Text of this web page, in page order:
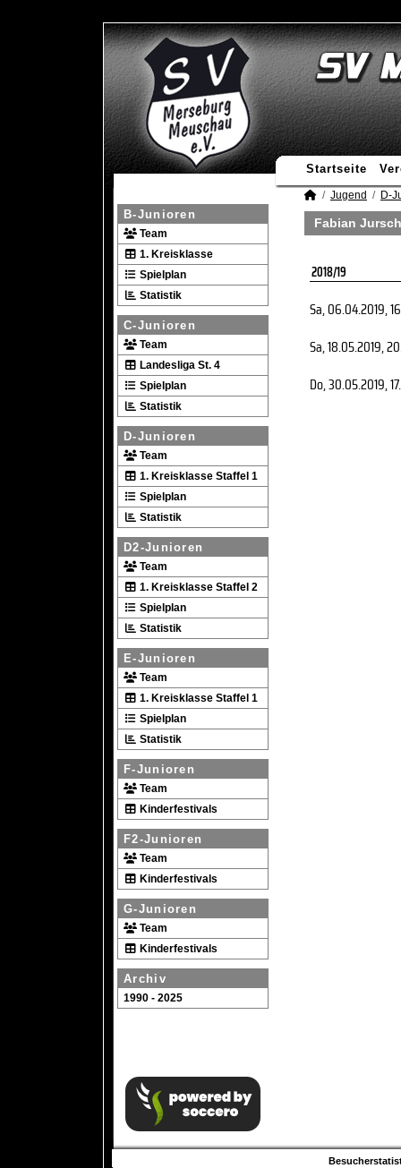
Startseite
B-Junioren
Team
1. Kreisklasse
Spielplan
Statistik
C-Junioren
Team
Landesliga St. 4
Spielplan
Statistik
D-Junioren
Team
1. Kreisklasse Staffel 1
Spielplan
Statistik
D2-Junioren
Team
1. Kreisklasse Staffel 2
Spielplan
Statistik
E-Junioren
Team
1. Kreisklasse Staffel 1
Spielplan
Statistik
F-Junioren
Team
Kinderfestivals
F2-Junioren
Team
Kinderfestivals
G-Junioren
Team
Kinderfestivals
Archiv
1990 - 2025
Jugend D-
Fabian
2018/19
Sa, 06.04.2019,
Sa, 18.05.2019,
Do, 30.05.2019,